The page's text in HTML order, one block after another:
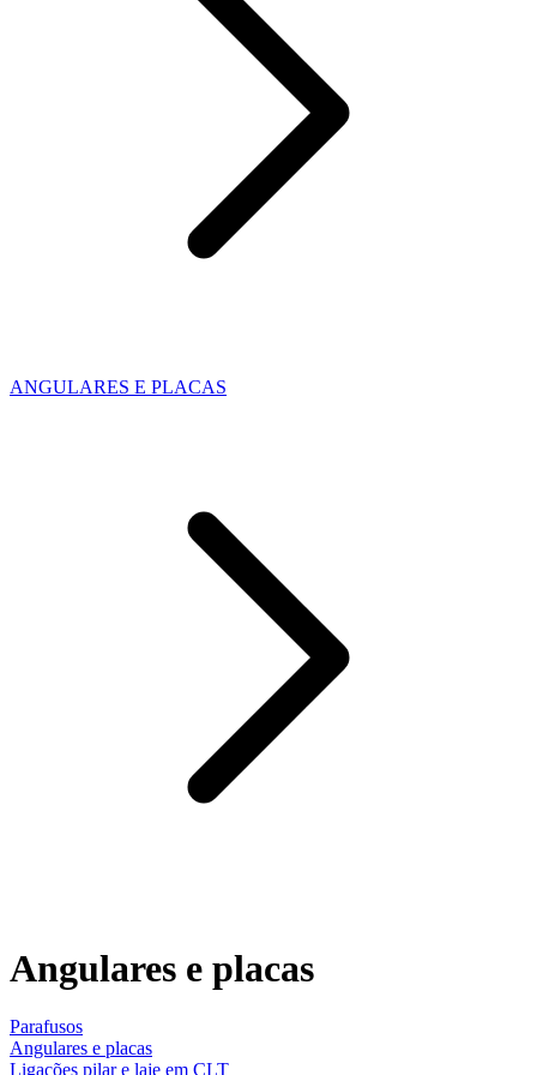
ANGULARES E PLACAS
Angulares e placas
Parafusos
Angulares e placas
Ligações pilar e laje em CLT